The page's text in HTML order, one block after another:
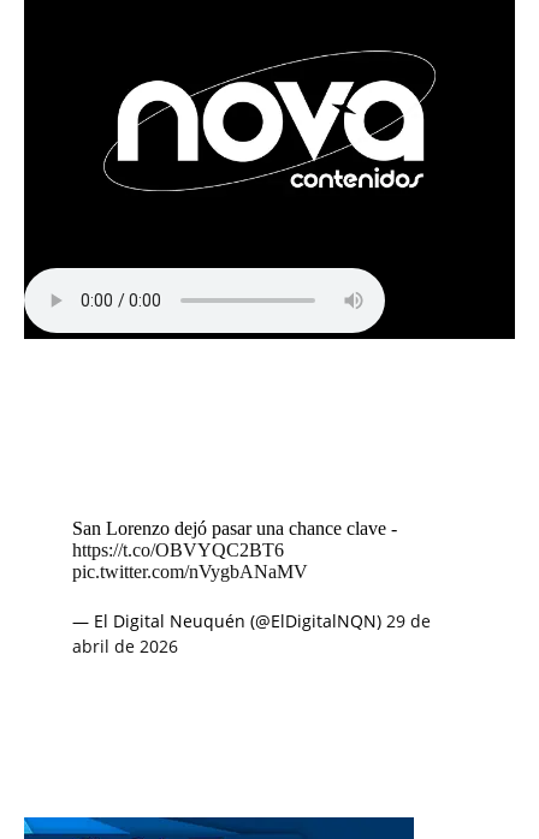
San Lorenzo dejó pasar una chance clave -
https://t.co/OBVYQC2BT6
pic.twitter.com/nVygbANaMV
— El Digital Neuquén (@ElDigitalNQN) 29 de
abril de 2026